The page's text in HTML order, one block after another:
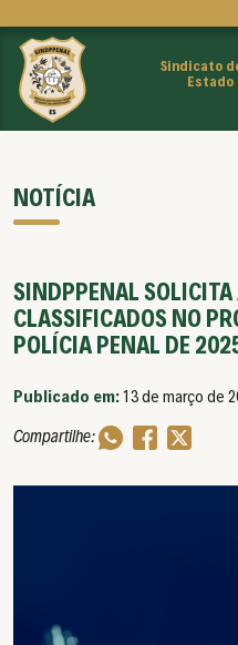
Sindicato
Estado
NOTÍCIA
SINDPPENAL
CLASSIFICADOS NO
POLÍCIA PENAL DE
Publicado em:13 de março de
Compartilhe: